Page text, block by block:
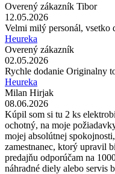
Overený zákazník Tibor
12.05.2026
Velmi milý personál, vsetko
Heureka
Overený zákazník
02.05.2026
Rychle dodanie Originalny
Heureka
Milan Hirjak
08.06.2026
Kúpil som si tu 2 ks
ochotný, na moje
mojej absolútnej
zamestnanec, ktorý upravil
predajňu odporúčam na
náhradné diely alebo servis